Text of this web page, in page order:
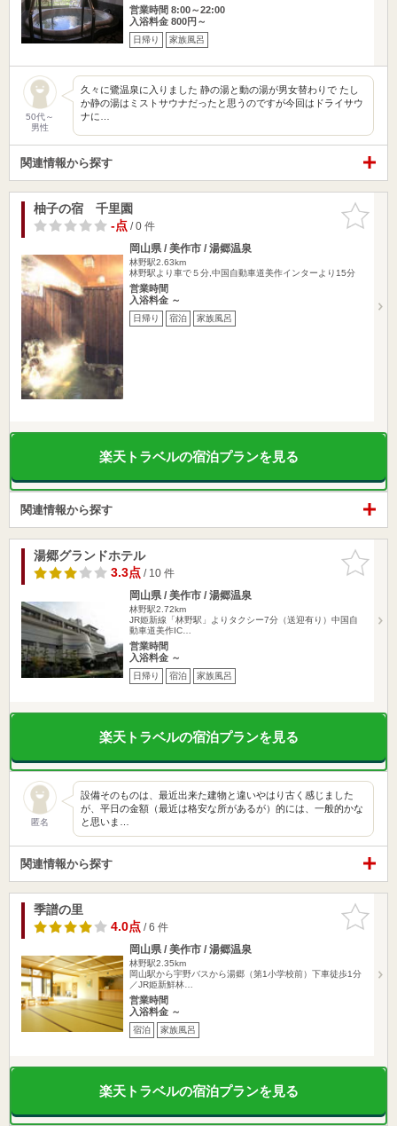
営業時間 8:00～22:00
入浴料金 800円～
日帰り 家族風呂
50代～
男性
久々に鷺温泉に入りました 静の湯と動の湯が男女替わりで たし
か静の湯はミストサウナだったと思うのですが今回はドライサウ
ナに…
関連情報から探す
お気に入
りに追加
柚子の宿 千里園
-点/ 0 件
岡山県 / 美作市 / 湯郷温泉
林野駅2.63km
林野駅より車で５分,中国自動車道美作インターより15分
営業時間
入浴料金 ～
日帰り 宿泊 家族風呂
楽天トラベルの宿泊プランを見る
関連情報から探す
お気に入
りに追加
湯郷グランドホテル
3.3点/ 10 件
岡山県 / 美作市 / 湯郷温泉
林野駅2.72km
JR姫新線「林野駅」よりタクシー7分（送迎有り）中国自
動車道美作IC…
営業時間
入浴料金 ～
日帰り 宿泊 家族風呂
楽天トラベルの宿泊プランを見る
匿名
設備そのものは、最近出来た建物と違いやはり古く感じました
が、平日の金額（最近は格安な所があるが）的には、一般的かな
と思いま…
関連情報から探す
お気に入
りに追加
季譜の里
4.0点/ 6 件
岡山県 / 美作市 / 湯郷温泉
林野駅2.35km
岡山駅から宇野バスから湯郷（第1小学校前）下車徒歩1分
／JR姫新鮮林…
営業時間
入浴料金 ～
宿泊 家族風呂
楽天トラベルの宿泊プランを見る